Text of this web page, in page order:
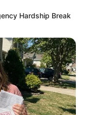
Soon Be
Biggest
Hardship Break